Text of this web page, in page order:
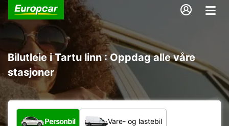
Bilutleie i Tartu linn : Oppdag alle våre
stasjoner
Hvilken type bil?
Personbil Vare- og lastebil